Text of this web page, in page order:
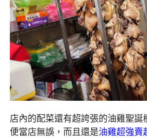
店內的配菜還有超誇張的油雞聖誕
便當店無誤，而且還是油雞超強賣